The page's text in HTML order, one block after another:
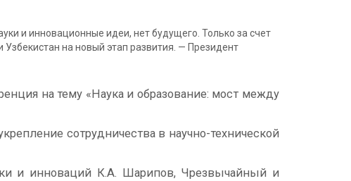
и инновационные идеи, нет будущего. Только за счет
на новый этап развития. — Президент
на тему «Наука и образование: мост между
сотрудничества в научно-технической
и инноваций К.А. Шарипов, Чрезвычайный и